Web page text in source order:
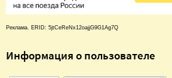
Реклама. ERID: 5jtCeReNx12oajjG9G1Ag7Q
Информация о пользователе